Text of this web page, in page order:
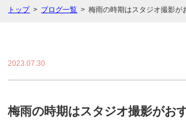
トップ ブログ一覧 梅雨の時期はスタジオ撮影
2023.07.30
梅雨の時期はスタジオ撮影がお